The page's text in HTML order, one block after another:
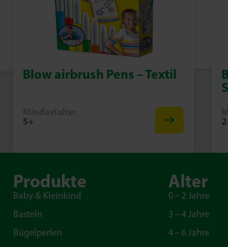
Blow airbrush Pens – Textil
5+
Produkte
Baby & Kleinkind
Basteln
Bügelperlen
Alter
0 – 2 Jahre
3 – 4 Jahre
4 – 6 Jahre